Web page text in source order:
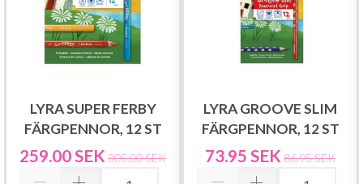
LYRA SUPER FERBY
FÄRGPENNOR, 12 ST
259.00 SEK 305.00 SEK
LYRA GROOVE SLIM
FÄRGPENNOR, 12 ST
73.95 SEK 86.95 SEK